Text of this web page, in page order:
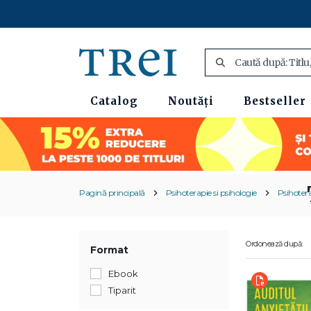
Catalog Noutăți Bestseller
Pagină principală Psihoterapie si psihologie
Format
Ebook
Tiparit
Ordonează după: